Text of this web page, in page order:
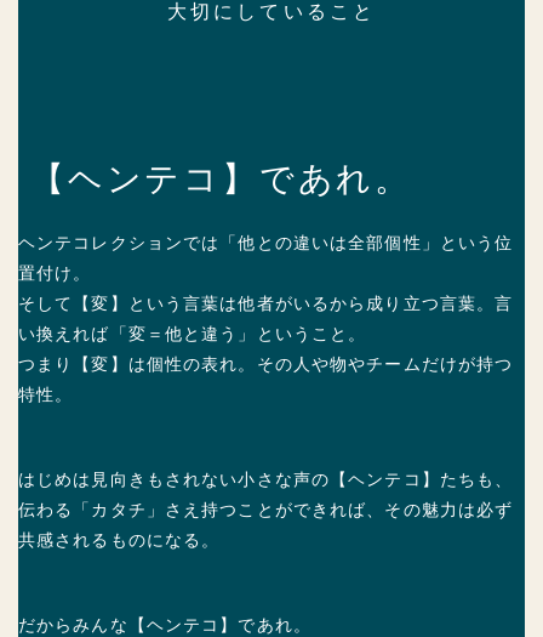
大切にしていること
【ヘンテコ】であれ。
ヘンテコレクションでは「他との違いは全部個性」という位
置付け。
そして【変】という言葉は他者がいるから成り立つ言葉。言
い換えれば「変＝他と違う」ということ。
つまり【変】は個性の表れ。その人や物やチームだけが持つ
特性。
はじめは見向きもされない小さな声の【ヘンテコ】たちも、
伝わる「カタチ」さえ持つことができれば、その魅力は必ず
共感されるものになる。
だからみんな【ヘンテコ】であれ。